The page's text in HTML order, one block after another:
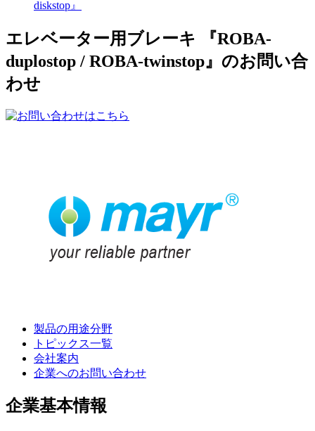
diskstop』
エレベーター用ブレーキ 『ROBA-
duplostop / ROBA-twinstop』のお問い合
わせ
製品の用途分野
トピックス一覧
会社案内
企業へのお問い合わせ
企業基本情報